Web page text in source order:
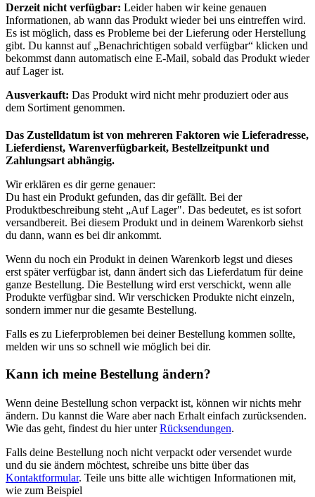
Derzeit nicht verfügbar: Leider haben wir keine genauen
Informationen, ab wann das Produkt wieder bei uns eintreffen wird.
Es ist möglich, dass es Probleme bei der Lieferung oder Herstellung
gibt. Du kannst auf „Benachrichtigen sobald verfügbar“ klicken und
bekommst dann automatisch eine E-Mail, sobald das Produkt wieder
auf Lager ist.
Ausverkauft: Das Produkt wird nicht mehr produziert oder aus
dem Sortiment genommen.
Das Zustelldatum ist von mehreren Faktoren wie Lieferadresse,
Lieferdienst, Warenverfügbarkeit, Bestellzeitpunkt und
Zahlungsart abhängig.
Wir erklären es dir gerne genauer:
Du hast ein Produkt gefunden, das dir gefällt. Bei der
Produktbeschreibung steht „Auf Lager". Das bedeutet, es ist sofort
versandbereit. Bei diesem Produkt und in deinem Warenkorb siehst
du dann, wann es bei dir ankommt.
Wenn du noch ein Produkt in deinen Warenkorb legst und dieses
erst später verfügbar ist, dann ändert sich das Lieferdatum für deine
ganze Bestellung. Die Bestellung wird erst verschickt, wenn alle
Produkte verfügbar sind. Wir verschicken Produkte nicht einzeln,
sondern immer nur die gesamte Bestellung.
Falls es zu Lieferproblemen bei deiner Bestellung kommen sollte,
melden wir uns so schnell wie möglich bei dir.
Kann ich meine Bestellung ändern?
Wenn deine Bestellung schon verpackt ist, können wir nichts mehr
ändern. Du kannst die Ware aber nach Erhalt einfach zurücksenden.
Wie das geht, findest du hier unterRücksendungen.
Falls deine Bestellung noch nicht verpackt oder versendet wurde
und du sie ändern möchtest, schreibe uns bitte über das
Kontaktformular. Teile uns bitte alle wichtigen Informationen mit,
wie zum Beispiel